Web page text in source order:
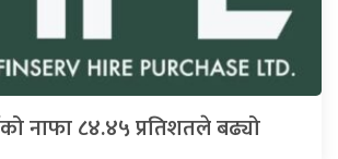
नाफा ८४.४५ प्रतिशतले बढ्यो